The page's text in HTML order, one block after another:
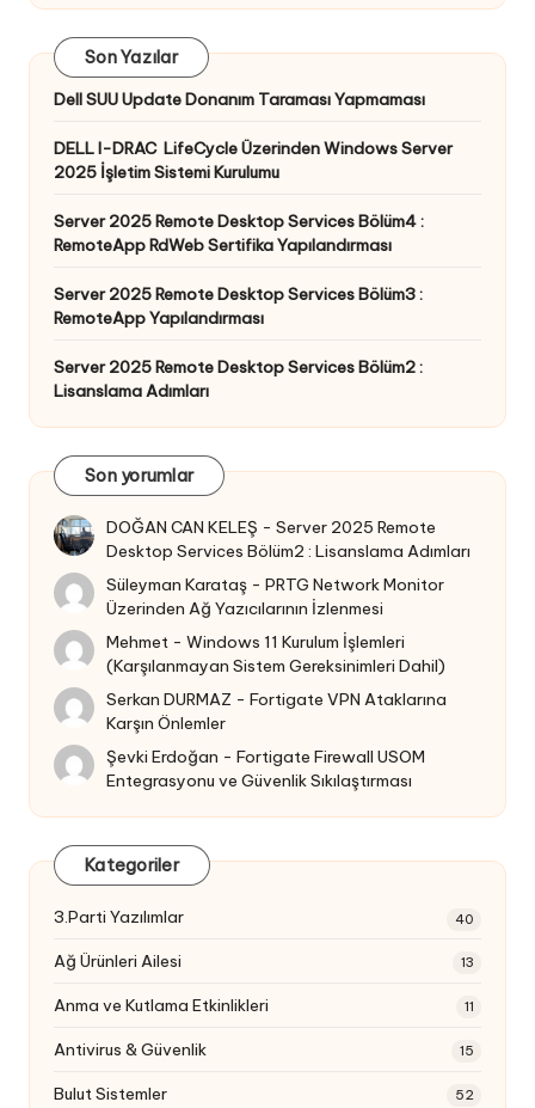
Son Yazılar
Dell SUU Update Donanım Taraması Yapmaması
DELL I-DRAC LifeCycle Üzerinden Windows Server
2025 İşletim Sistemi Kurulumu
Server 2025 Remote Desktop Services Bölüm4 :
RemoteApp RdWeb Sertifika Yapılandırması
Server 2025 Remote Desktop Services Bölüm3 :
RemoteApp Yapılandırması
Server 2025 Remote Desktop Services Bölüm2 :
Lisanslama Adımları
Son yorumlar
DOĞAN CAN KELEŞ -Server 2025 Remote
Desktop Services Bölüm2 : Lisanslama Adımları
Süleyman Karataş -PRTG Network Monitor
Üzerinden Ağ Yazıcılarının İzlenmesi
Mehmet -Windows 11 Kurulum İşlemleri
(Karşılanmayan Sistem Gereksinimleri Dahil)
Serkan DURMAZ -Fortigate VPN Ataklarına
Karşın Önlemler
Şevki Erdoğan -Fortigate Firewall USOM
Entegrasyonu ve Güvenlik Sıkılaştırması
Kategoriler
3.Parti Yazılımlar 40
Ağ Ürünleri Ailesi 13
Anma ve Kutlama Etkinlikleri 11
Antivirus & Güvenlik 15
Bulut Sistemler 52